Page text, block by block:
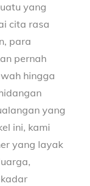
yang
cita rasa
para
pernah
hingga
yang
ini, kami
yang layak